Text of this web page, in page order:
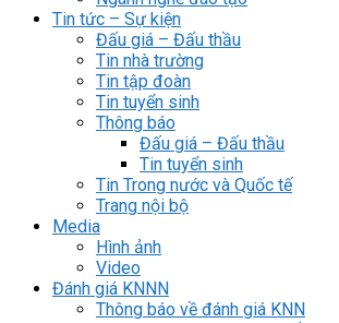
Tin tức – Sự kiện
Đấu giá – Đấu thầu
Tin nhà trường
Tin tập đoàn
Tin tuyển sinh
Thông báo
Đấu giá – Đấu thầu
Tin tuyển sinh
Tin Trong nước và Quốc tế
Trang nội bộ
Media
Hình ảnh
Video
Đánh giá KNNN
Thông báo về đánh giá KNN